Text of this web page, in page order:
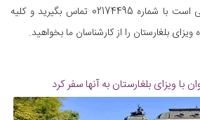
اعلام خواهید کرد. تنها کافی است با شماره 02174495 تماس بگیرید و کلیه
ویزای بلغارستان را از کارشناسان ما بخواهید.
ویزای بلغارستان به آنها سفر کرد